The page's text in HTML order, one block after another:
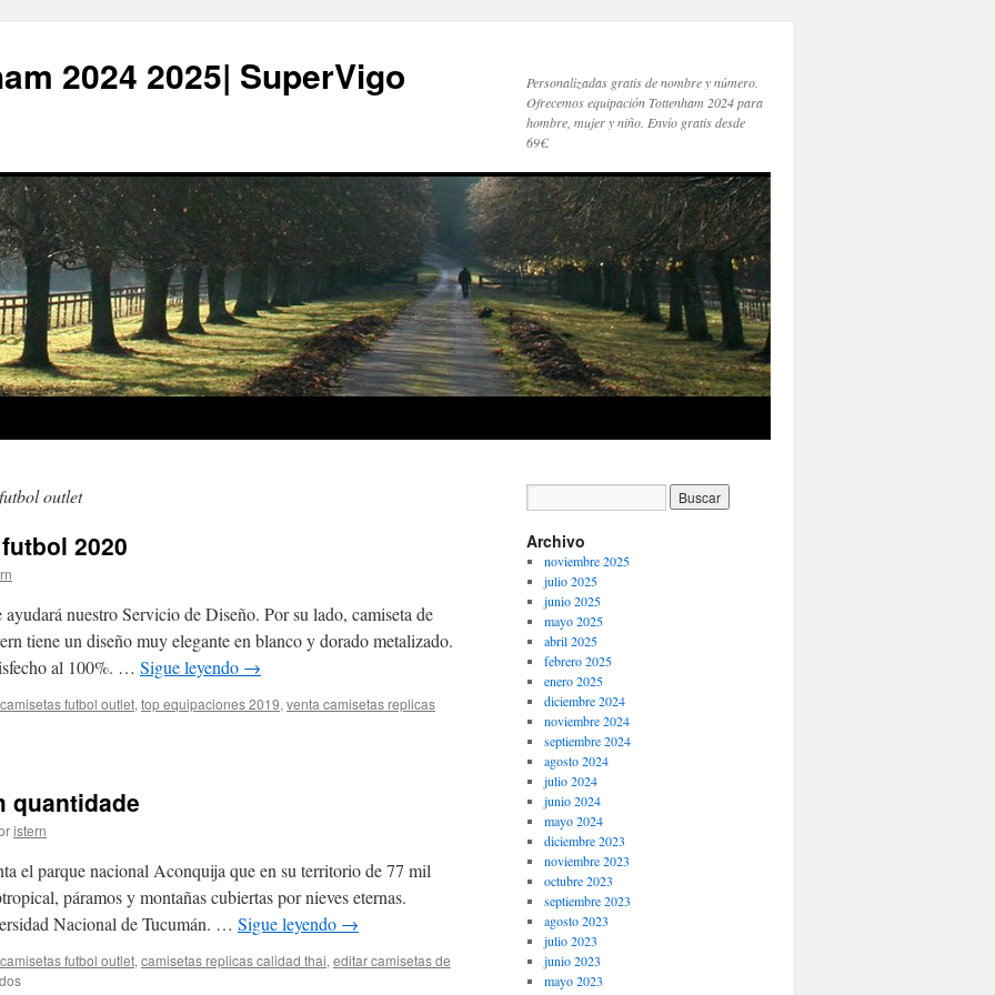
2024 2025| SuperVigo
Personalizadas gratis de nombre y número.
Ofrecemos equipación Tottenham 2024 para
hombre, mujer y niño. Envío gratis desde
69€.
outlet
2020
nuestro Servicio de Diseño. Por su lado, camiseta de
tiene un diseño muy elegante en blanco y dorado metalizado.
al 100%. … Sigue leyendo →
camisetas futbol outlet, top equipaciones 2019, venta camisetas replicas
quantidade
istern
el parque nacional Aconquija que en su territorio de 77 mil
páramos y montañas cubiertas por nieves eternas.
Nacional de Tucumán. … Sigue leyendo →
camisetas futbol outlet, camisetas replicas calidad thai, editar camisetas de
en
Archivo
noviembre 2025
julio 2025
junio 2025
mayo 2025
abril 2025
febrero 2025
enero 2025
diciembre 2024
noviembre 2024
septiembre 2024
agosto 2024
julio 2024
junio 2024
mayo 2024
diciembre 2023
noviembre 2023
octubre 2023
septiembre 2023
agosto 2023
julio 2023
junio 2023
mayo 2023